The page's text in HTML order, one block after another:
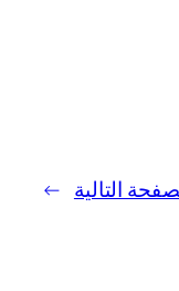
التالية →